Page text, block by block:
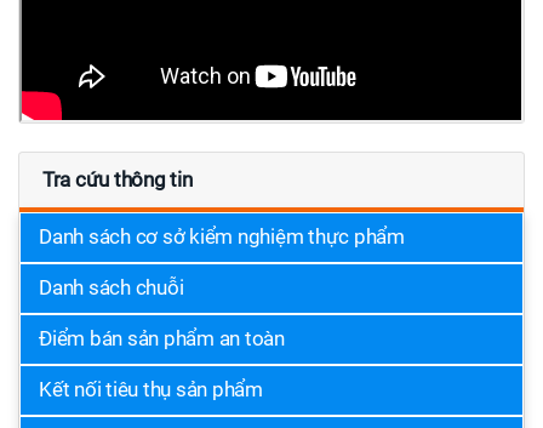
Tra cứu thông tin
Danh sách cơ sở kiểm nghiệm thực phẩm
Danh sách chuỗi
Điểm bán sản phẩm an toàn
Kết nối tiêu thụ sản phẩm